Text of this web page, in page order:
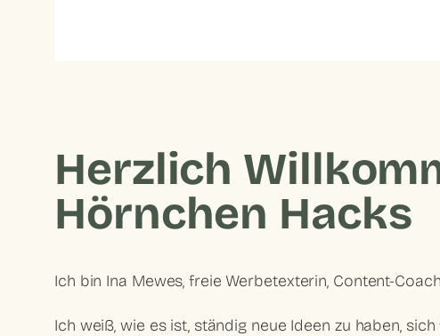
Herzlich
Hörnchen Hacks
Ich bin Ina Mewes, freie Werbetexterin, Content-
Ich weiß, wie es ist, ständig neue Ideen zu haben,